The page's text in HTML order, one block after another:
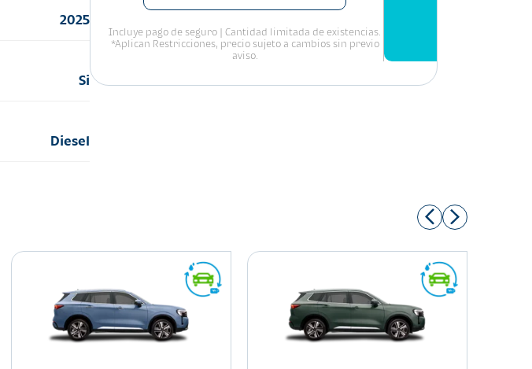
2025
Si
Diesel
Incluye pago de seguro | Cantidad limitada de existencias.
*Aplican Restricciones, precio sujeto a cambios sin previo
aviso.